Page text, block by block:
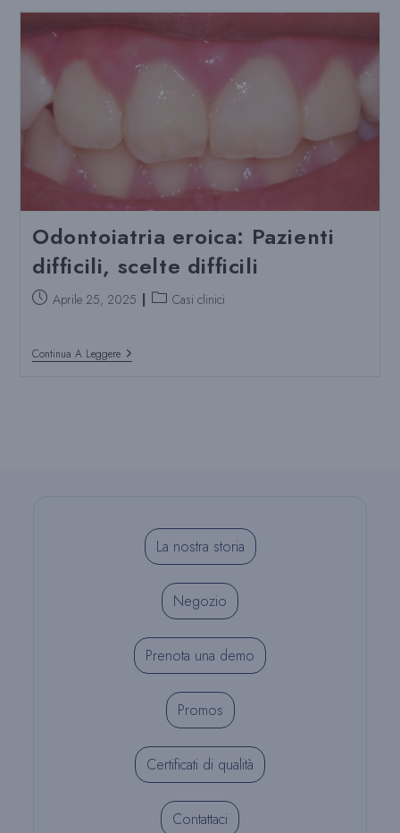
Dipendenti
Pulpdent:
Walsh,
Ingegnere
Odontoiatria eroica: Pazienti
difficili, scelte difficili
Post Aprile 25, 2025
Categoria
Casi clinici
Continua A LeggereOdontoiatria
Eroica:
La nostra storia
Negozio
Prenota una demo
Promos
Certificati di qualità
Contattaci